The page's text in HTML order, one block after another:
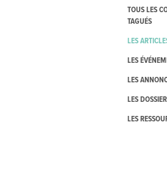
TOUS LES
TAGUÉS
LES
LES
LES
LES
LES